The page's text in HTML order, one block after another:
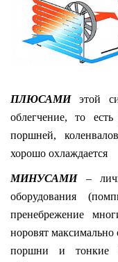
ПЛЮСАМИэтой
облегчение, то
поршней,
хорошо охлаждается
МИНУСАМИ–
оборудования
пренебрежение
норовят максимально
поршни и тонкие